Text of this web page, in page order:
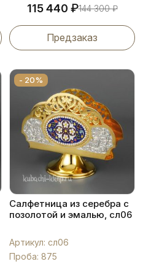
115 440 ₽144 300₽
Предзаказ
- 20%
Салфетница из серебра с
позолотой и эмалью, сл06
Артикул: сл06
Проба: 875